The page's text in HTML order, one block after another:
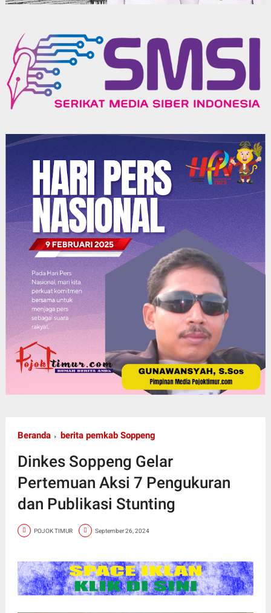
Beranda berita pemkab Soppeng
Dinkes Soppeng Gelar
Pertemuan Aksi 7 Pengukuran
dan Publikasi Stunting
POJOK TIMUR September 26, 2024